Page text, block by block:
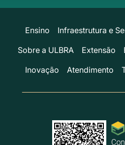
Ensino Infraestrutura e
Sobre a ULBRA
Extensão
Inovação
Atendimento